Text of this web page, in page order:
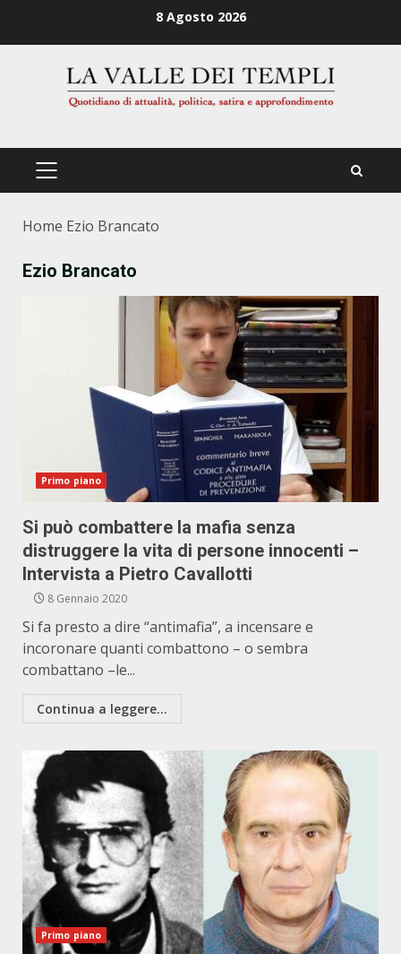
8 Agosto 2026
PRIMÄRES
Home Ezio Brancato
Ezio Brancato
Primo piano
Si può combattere la mafia senza
distruggere la vita di persone innocenti –
Intervista a Pietro Cavallotti
8 Gennaio 2020
Si fa presto a dire “antimafia”, a incensare e
incoronare quanti combattono – o sembra
combattano –le...
Continua a leggere...
Primo piano